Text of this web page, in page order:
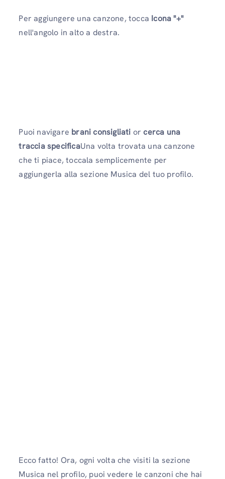
Per aggiungere una canzone, tocca Icona "+"
nell'angolo in alto a destra.
Puoi navigare brani consigliati orcerca una
traccia specificaUna volta trovata una canzone
che ti piace, toccala semplicemente per
aggiungerla alla sezione Musica del tuo profilo.
Ecco fatto! Ora, ogni volta che visiti la sezione
Musica nel profilo, puoi vedere le canzoni che hai